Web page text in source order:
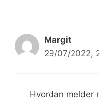
Margit
29/07/2022,
Hvordan melder